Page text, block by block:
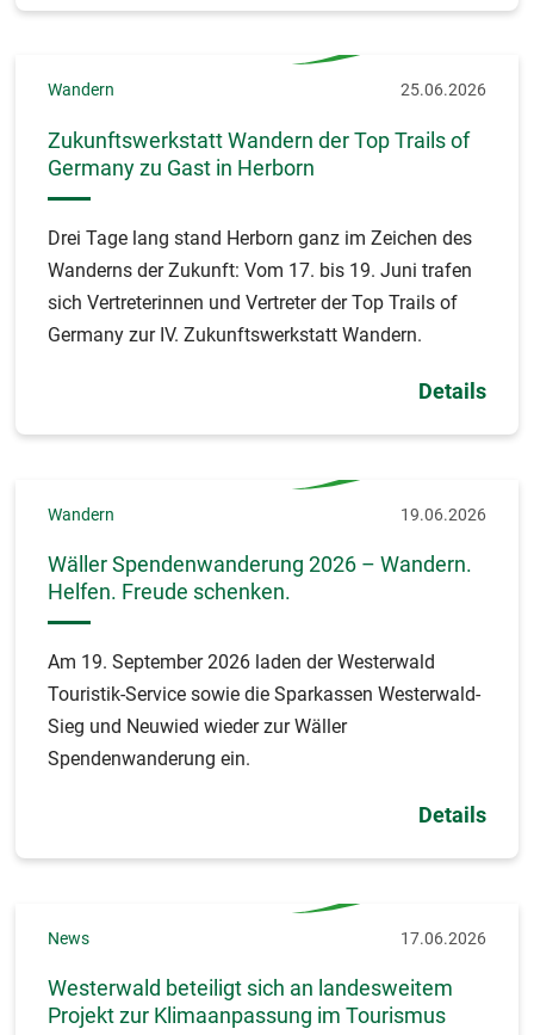
Wandern 25.06.2026
Zukunftswerkstatt Wandern der Top Trails of
Germany zu Gast in Herborn
Drei Tage lang stand Herborn ganz im Zeichen des
Wanderns der Zukunft: Vom 17. bis 19. Juni trafen
sich Vertreterinnen und Vertreter der Top Trails of
Germany zur IV. Zukunftswerkstatt Wandern.
Details
Wandern 19.06.2026
Wäller Spendenwanderung 2026 – Wandern.
Helfen. Freude schenken.
Am 19. September 2026 laden der Westerwald
Touristik-Service sowie die Sparkassen Westerwald-
Sieg und Neuwied wieder zur Wäller
Spendenwanderung ein.
Details
News 17.06.2026
Westerwald beteiligt sich an landesweitem
Projekt zur Klimaanpassung im Tourismus